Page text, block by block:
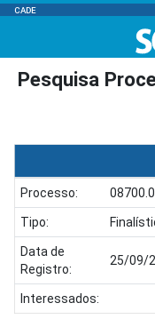
CADE
Pesquisa
Processo:
Tipo:
Data de
Registro:
25/09/
Interessados: